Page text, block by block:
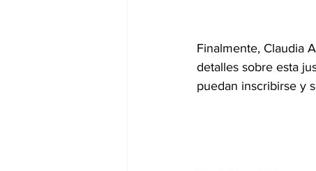
Finalmente, Claudia
detalles sobre esta
puedan inscribirse y